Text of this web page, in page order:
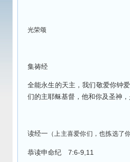
光荣颂
集祷经
全能永生的天主，我们敬爱你钟
们的主耶稣基督，他和你及圣神
读经一 （上主喜爱你们，也拣选了
恭读申命纪 7:6-9,11